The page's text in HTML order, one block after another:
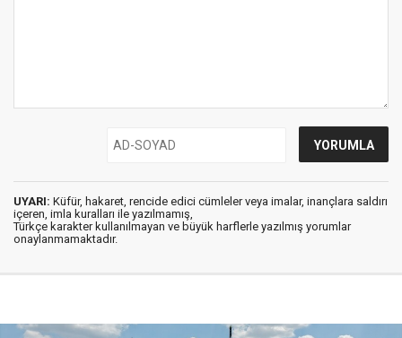
UYARI: Küfür, hakaret, rencide edici cümleler veya imalar, inançlara saldırı
içeren, imla kuralları ile yazılmamış,
Türkçe karakter kullanılmayan ve büyük harflerle yazılmış yorumlar
onaylanmamaktadır.